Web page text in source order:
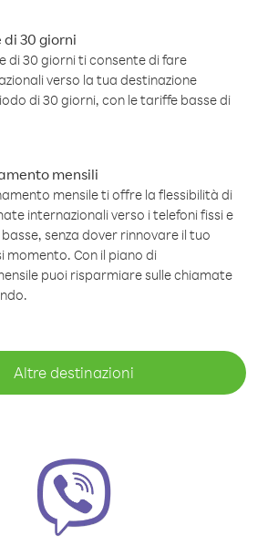
30 giorni
di 30 giorni ti consente di fare
verso la tua destinazione
di 30 giorni, con le tariffe basse di
mensili
mensile ti offre la flessibilità di
internazionali verso i telefoni fissi e
senza dover rinnovare il tuo
momento. Con il piano di
puoi risparmiare sulle chiamate
Altre destinazioni